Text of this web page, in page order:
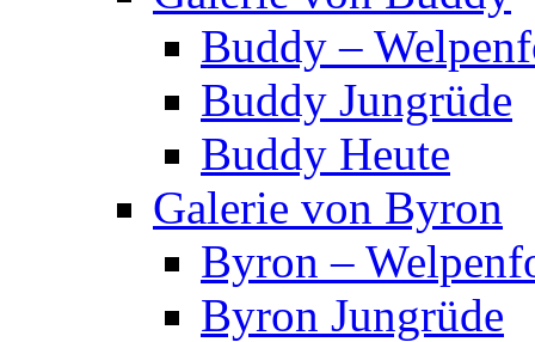
Buddy –
Buddy Jungrüde
Buddy Heute
Galerie von Byron
Byron –
Byron Jungrüde